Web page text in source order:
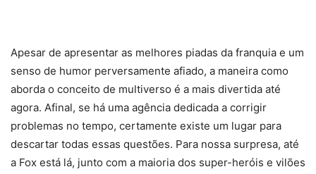
Apesar de apresentar as melhores piadas da franquia e um
senso de humor perversamente afiado, a maneira como
aborda o conceito de multiverso é a mais divertida até
agora. Afinal, se há uma agência dedicada a corrigir
problemas no tempo, certamente existe um lugar para
descartar todas essas questões. Para nossa surpresa, até
a Fox está lá, junto com a maioria dos super-heróis e vilões